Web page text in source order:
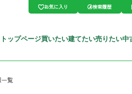
お気に入り 検索履歴
トップページ買いたい建てたい売りたい中
覧